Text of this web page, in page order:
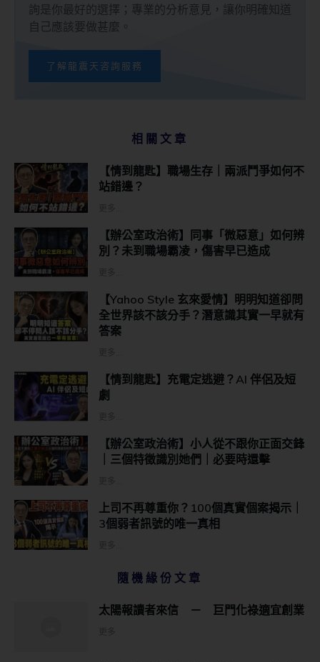
詢是你最好的選擇；專業的分析意見，讓你明確知道
自己應該要做甚麼。
了解龍震天咨詢服務
相關文章
【情到龍匙】職場生存｜兩派鬥爭如何不
站錯邊？
【辦公室政治術】同事「微惡意」如何辨
別？未到職場霸凌，傷害早已造成
【Yahoo Style 玄來愛情】明明知道卻問
全世界該不該分手？潛意識其實一早就有
答案
【情到龍匙】充電定逃避？AI 伴侶及短
劇
【辦公室政治術】小人從不跟你正面交鋒
｜三個特徵識別她們｜必要時還擊
上司不再尊重你？100個真實個案揭示｜
3個弱者訊號的唯一真相
隨機緣份文章
太陽報讀者來信 － 巨門化祿適宜創業